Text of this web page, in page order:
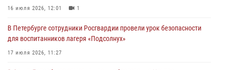
06 августа 2026, 11:36
Сотрудники и военнослужащие Росгвардии обеспечили
правопорядок при проведении матча "Зенит" - "Балтика"
06 августа 2026, 07:30
16 июля 2026, 12:01 1
В Петербурге сотрудники Росгвардии провели урок безопасности
для воспитанников лагеря «Подсолнух»
17 июля 2026, 11:27